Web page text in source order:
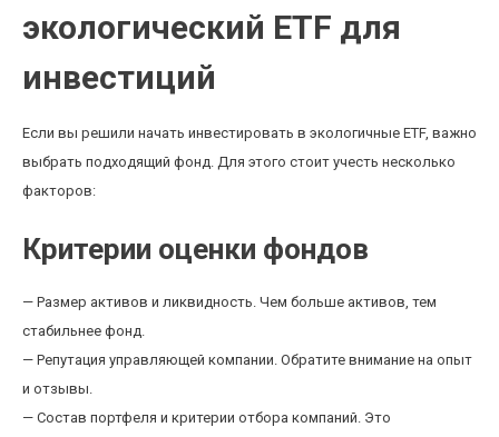
экологический ETF для
инвестиций
Если вы решили начать инвестировать в экологичные ETF, важно
выбрать подходящий фонд. Для этого стоит учесть несколько
факторов:
Критерии оценки фондов
— Размер активов и ликвидность. Чем больше активов, тем
стабильнее фонд.
— Репутация управляющей компании. Обратите внимание на опыт
и отзывы.
— Состав портфеля и критерии отбора компаний. Это